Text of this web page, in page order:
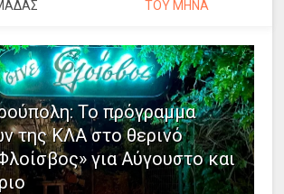
ΤΟΥ ΜΗΝΑ
Το πρόγραμμα
της ΚΛΑ στο θερινό
για Αύγουστο και